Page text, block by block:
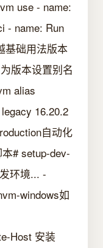
use - name:
- name: Run
基础用法版本
版本设置别名
alias
16.20.2
自动化
# setup-dev-
环境... -
windows如
Host 安装